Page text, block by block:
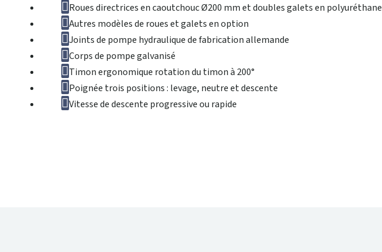
Roues directrices en caoutchouc Ø200 mm et doubles galets en polyuréthane
Autres modèles de roues et galets en option
Joints de pompe hydraulique de fabrication allemande
Corps de pompe galvanisé
Timon ergonomique rotation du timon à 200°
Poignée trois positions : levage, neutre et descente
Vitesse de descente progressive ou rapide